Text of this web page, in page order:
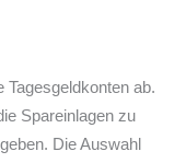
ab.
Spareinlagen zu
Die Auswahl